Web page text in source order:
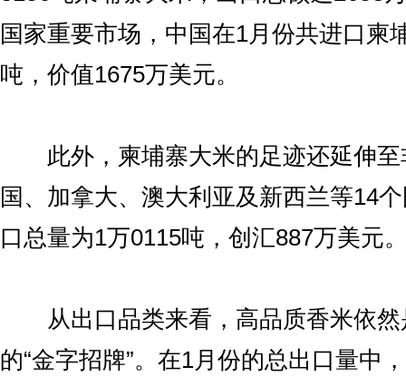
国家重要市场，中国在1月份共进口柬
吨，价值1675万美元。
此外，柬埔寨大米的足迹还延伸至
国、加拿大、澳大利亚及新西兰等14
口总量为1万0115吨，创汇887万美元
从出口品类来看，高品质香米依然
的“金字招牌”。在1月份的总出口量中